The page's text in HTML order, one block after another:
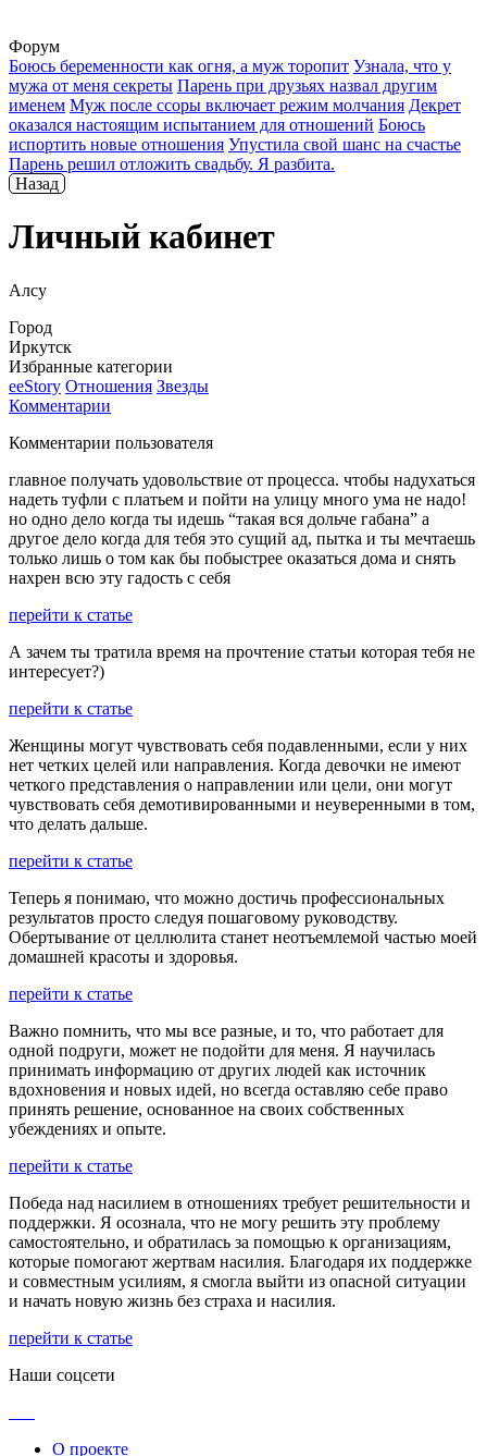
Форум
Боюсь беременности как огня, а муж торопит Узнала, что у
мужа от меня секреты Парень при друзьях назвал другим
именем Муж после ссоры включает режим молчания Декрет
оказался настоящим испытанием для отношений Боюсь
испортить новые отношения Упустила свой шанс на счастье
Парень решил отложить свадьбу. Я разбита.
Назад
Личный кабинет
Алсу
Город
Иркутск
Избранные категории
ееStory Отношения Звезды
Комментарии
Комментарии пользователя
главное получать удовольствие от процесса. чтобы надухаться
надеть туфли с платьем и пойти на улицу много ума не надо!
но одно дело когда ты идешь “такая вся дольче габана” а
другое дело когда для тебя это сущий ад, пытка и ты мечтаешь
только лишь о том как бы побыстрее оказаться дома и снять
нахрен всю эту гадость с себя
перейти к статье
А зачем ты тратила время на прочтение статьи которая тебя не
интересует?)
перейти к статье
Женщины могут чувствовать себя подавленными, если у них
нет четких целей или направления. Когда девочки не имеют
четкого представления о направлении или цели, они могут
чувствовать себя демотивированными и неуверенными в том,
что делать дальше.
перейти к статье
Теперь я понимаю, что можно достичь профессиональных
результатов просто следуя пошаговому руководству.
Обертывание от целлюлита станет неотъемлемой частью моей
домашней красоты и здоровья.
перейти к статье
Важно помнить, что мы все разные, и то, что работает для
одной подруги, может не подойти для меня. Я научилась
принимать информацию от других людей как источник
вдохновения и новых идей, но всегда оставляю себе право
принять решение, основанное на своих собственных
убеждениях и опыте.
перейти к статье
Победа над насилием в отношениях требует решительности и
поддержки. Я осознала, что не могу решить эту проблему
самостоятельно, и обратилась за помощью к организациям,
которые помогают жертвам насилия. Благодаря их поддержке
и совместным усилиям, я смогла выйти из опасной ситуации
и начать новую жизнь без страха и насилия.
перейти к статье
Наши соцсети
О проекте